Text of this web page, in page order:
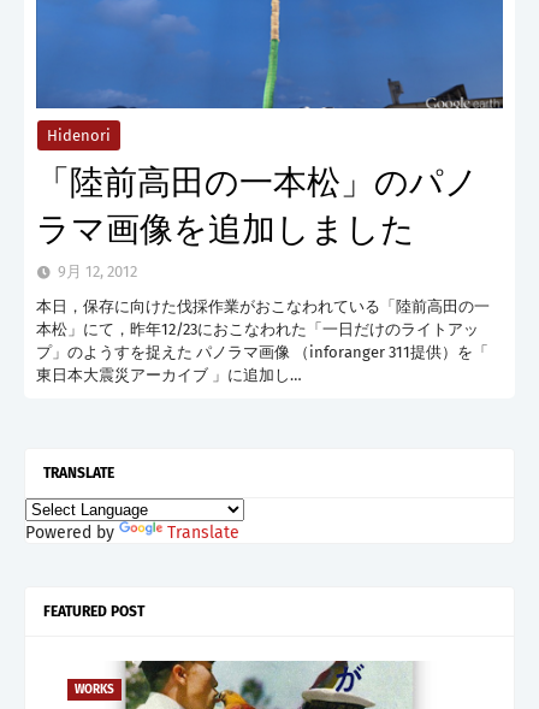
Hidenori
「陸前高田の一本松」のパノ
ラマ画像を追加しました
9月 12, 2012
本日，保存に向けた伐採作業がおこなわれている「陸前高田の一
本松」にて，昨年12/23におこなわれた「一日だけのライトアッ
プ」のようすを捉えた パノラマ画像 （inforanger 311提供）を「
東日本大震災アーカイブ 」に追加し…
TRANSLATE
Powered by Translate
FEATURED POST
WORKS